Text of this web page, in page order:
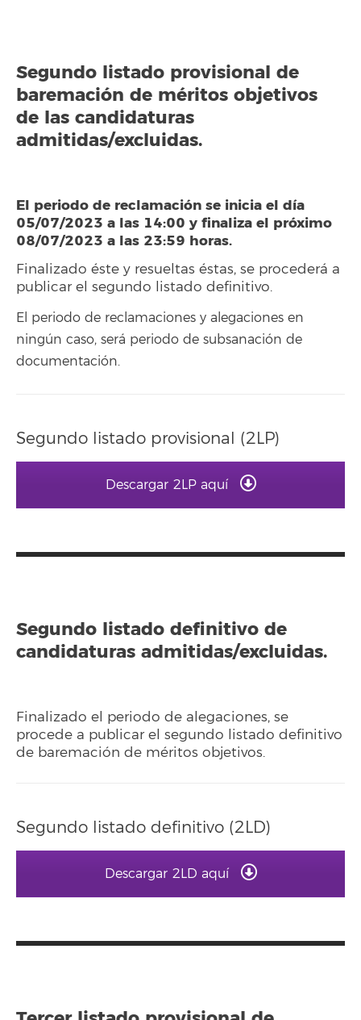
Segundo listado provisional de
baremación de méritos objetivos
de las candidaturas
admitidas/excluidas.
El periodo de reclamación se inicia el día
05/07/2023 a las 14:00 y finaliza el próximo
08/07/2023 a las 23:59 horas.
Finalizado éste y resueltas éstas, se procederá a
publicar el segundo listado definitivo.
El periodo de reclamaciones y alegaciones en
ningún caso, será periodo de subsanación de
documentación.
Segundo listado provisional (2LP)
Descargar 2LP aquí
Segundo listado definitivo de
candidaturas admitidas/excluidas.
Finalizado el periodo de alegaciones, se
procede a publicar el segundo listado definitivo
de baremación de méritos objetivos.
Segundo listado definitivo (2LD)
Descargar 2LD aquí